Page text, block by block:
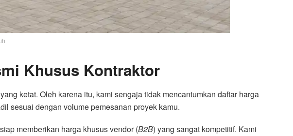
Khusus Kontraktor
ketat. Oleh karena itu, kami sengaja tidak mencantumkan daftar harga
sesuai dengan volume pemesanan proyek kamu.
memberikan harga khusus vendor (B2B) yang sangat kompetitif. Kami